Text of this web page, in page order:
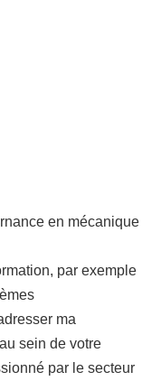
en mécanique
par exemple
ma
sein de votre
par le secteur